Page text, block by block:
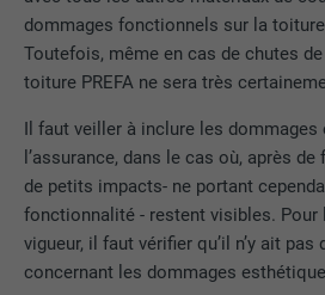
dommages fonctionnels sur la
Toutefois, même en cas de chutes
toiture PREFA ne sera très
Il faut veiller à inclure les dommages
l’assurance, dans le cas où, après
de petits impacts- ne portant
fonctionnalité - restent visibles. Pour
vigueur, il faut vérifier qu’il n’y ait pas
concernant les dommages